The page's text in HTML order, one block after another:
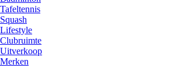
Tafeltennis
Squash
Lifestyle
Clubruimte
Uitverkoop
Merken